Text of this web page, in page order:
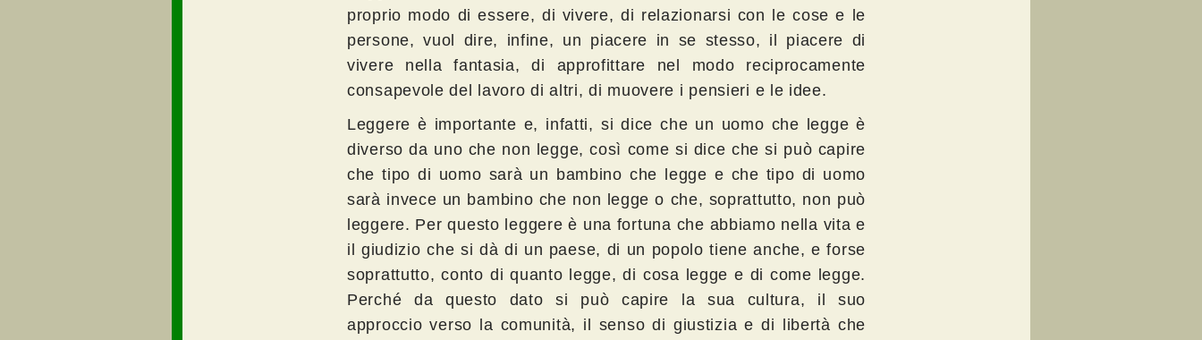
proprio modo di essere, di vivere, di relazionarsi con le cose e le
persone, vuol dire, infine, un piacere in se stesso, il piacere di
vivere nella fantasia, di approfittare nel modo reciprocamente
consapevole del lavoro di altri, di muovere i pensieri e le idee.
Leggere è importante e, infatti, si dice che un uomo che legge è
diverso da uno che non legge, così come si dice che si può capire
che tipo di uomo sarà un bambino che legge e che tipo di uomo
sarà invece un bambino che non legge o che, soprattutto, non può
leggere. Per questo leggere è una fortuna che abbiamo nella vita e
il giudizio che si dà di un paese, di un popolo tiene anche, e forse
soprattutto, conto di quanto legge, di cosa legge e di come legge.
Perché da questo dato si può capire la sua cultura, il suo
approccio verso la comunità, il senso di giustizia e di libertà che